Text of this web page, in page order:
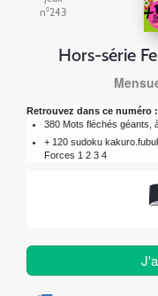
n°243
Hors-série
Retrouvez dans ce numéro :
380 Mots fléchés géants,
+ 120 sudoku
Forces 1 2 3 4